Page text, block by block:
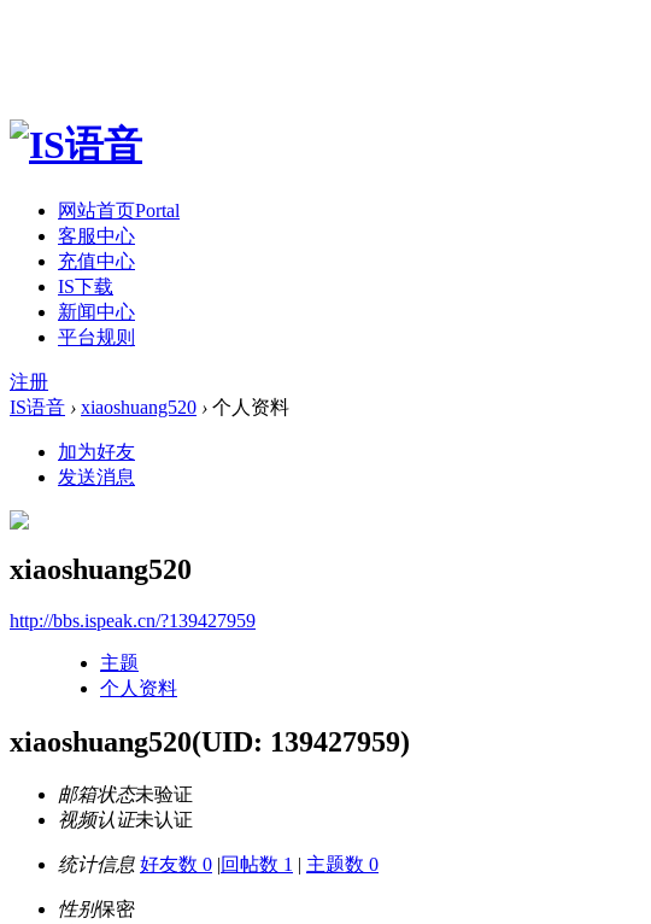
网站首页Portal
客服中心
充值中心
IS下载
新闻中心
平台规则
注册
IS语音 › xiaoshuang520 › 个人资料
加为好友
发送消息
xiaoshuang520
http://bbs.ispeak.cn/?139427959
主题
个人资料
xiaoshuang520(UID: 139427959)
邮箱状态未验证
视频认证未认证
统计信息 好友数 0 |回帖数 1 | 主题数 0
性别保密